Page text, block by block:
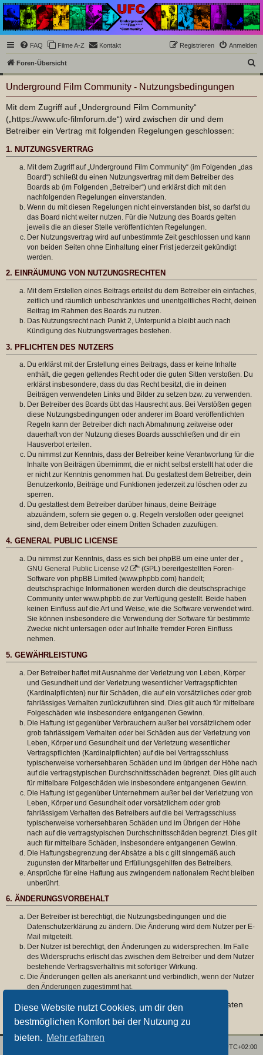
Diese Website nutzt Cookies, um dir den
bestmöglichen Komfort bei der Nutzung zu
bieten. Mehr erfahren
Underground Film
Community
Die Underground Film Community ist ein deutschsprachiges Filmforum und ein Paradies
für Cineasten und Filmsüchtige jenseits des Mainstreams.
FAQ Filme A-Z Kontakt Anmelden
Registrieren
Foren-Übersicht
u
Underground Film Community - Nutzungsbedingungen
Mit dem Zugriff auf „Underground Film Community“
(„https://www.ufc-filmforum.de“) wird zwischen dir und dem
Betreiber ein Vertrag mit folgenden Regelungen geschlossen:
1. NUTZUNGSVERTRAG
Mit dem Zugriff auf „Underground Film Community“ (im Folgenden „das
Board“) schließt du einen Nutzungsvertrag mit dem Betreiber des
Boards ab (im Folgenden „Betreiber“) und erklärst dich mit den
nachfolgenden Regelungen einverstanden.
Wenn du mit diesen Regelungen nicht einverstanden bist, so darfst du
das Board nicht weiter nutzen. Für die Nutzung des Boards gelten
jeweils die an dieser Stelle veröffentlichten Regelungen.
Der Nutzungsvertrag wird auf unbestimmte Zeit geschlossen und kann
von beiden Seiten ohne Einhaltung einer Frist jederzeit gekündigt
werden.
2. EINRÄUMUNG VON NUTZUNGSRECHTEN
Mit dem Erstellen eines Beitrags erteilst du dem Betreiber ein einfaches,
zeitlich und räumlich unbeschränktes und unentgeltliches Recht, deinen
Beitrag im Rahmen des Boards zu nutzen.
Das Nutzungsrecht nach Punkt 2, Unterpunkt a bleibt auch nach
Kündigung des Nutzungsvertrages bestehen.
3. PFLICHTEN DES NUTZERS
Du erklärst mit der Erstellung eines Beitrags, dass er keine Inhalte
enthält, die gegen geltendes Recht oder die guten Sitten verstoßen. Du
erklärst insbesondere, dass du das Recht besitzt, die in deinen
Beiträgen verwendeten Links und Bilder zu setzen bzw. zu verwenden.
Der Betreiber des Boards übt das Hausrecht aus. Bei Verstößen gegen
diese Nutzungsbedingungen oder anderer im Board veröffentlichten
Regeln kann der Betreiber dich nach Abmahnung zeitweise oder
dauerhaft von der Nutzung dieses Boards ausschließen und dir ein
Hausverbot erteilen.
Du nimmst zur Kenntnis, dass der Betreiber keine Verantwortung für die
Inhalte von Beiträgen übernimmt, die er nicht selbst erstellt hat oder die
er nicht zur Kenntnis genommen hat. Du gestattest dem Betreiber, dein
Benutzerkonto, Beiträge und Funktionen jederzeit zu löschen oder zu
sperren.
Du gestattest dem Betreiber darüber hinaus, deine Beiträge
abzuändern, sofern sie gegen o. g. Regeln verstoßen oder geeignet
sind, dem Betreiber oder einem Dritten Schaden zuzufügen.
4. GENERAL PUBLIC LICENSE
Du nimmst zur Kenntnis, dass es sich bei phpBB um eine unter der „
GNU General Public License v2
“ (GPL) bereitgestellten Foren-
Software von phpBB Limited (www.phpbb.com) handelt;
deutschsprachige Informationen werden durch die deutschsprachige
Community unter www.phpbb.de zur Verfügung gestellt. Beide haben
keinen Einfluss auf die Art und Weise, wie die Software verwendet wird.
Sie können insbesondere die Verwendung der Software für bestimmte
Zwecke nicht untersagen oder auf Inhalte fremder Foren Einfluss
nehmen.
5. GEWÄHRLEISTUNG
Der Betreiber haftet mit Ausnahme der Verletzung von Leben, Körper
und Gesundheit und der Verletzung wesentlicher Vertragspflichten
(Kardinalpflichten) nur für Schäden, die auf ein vorsätzliches oder grob
fahrlässiges Verhalten zurückzuführen sind. Dies gilt auch für mittelbare
Folgeschäden wie insbesondere entgangenen Gewinn.
Die Haftung ist gegenüber Verbrauchern außer bei vorsätzlichem oder
grob fahrlässigem Verhalten oder bei Schäden aus der Verletzung von
Leben, Körper und Gesundheit und der Verletzung wesentlicher
Vertragspflichten (Kardinalpflichten) auf die bei Vertragsschluss
typischerweise vorhersehbaren Schäden und im übrigen der Höhe nach
auf die vertragstypischen Durchschnittsschäden begrenzt. Dies gilt auch
für mittelbare Folgeschäden wie insbesondere entgangenen Gewinn.
Die Haftung ist gegenüber Unternehmern außer bei der Verletzung von
Leben, Körper und Gesundheit oder vorsätzlichem oder grob
fahrlässigem Verhalten des Betreibers auf die bei Vertragsschluss
typischerweise vorhersehbaren Schäden und im Übrigen der Höhe
nach auf die vertragstypischen Durchschnittsschäden begrenzt. Dies gilt
auch für mittelbare Schäden, insbesondere entgangenen Gewinn.
Die Haftungsbegrenzung der Absätze a bis c gilt sinngemäß auch
zugunsten der Mitarbeiter und Erfüllungsgehilfen des Betreibers.
Ansprüche für eine Haftung aus zwingendem nationalem Recht bleiben
unberührt.
6. ÄNDERUNGSVORBEHALT
Der Betreiber ist berechtigt, die Nutzungsbedingungen und die
Datenschutzerklärung zu ändern. Die Änderung wird dem Nutzer per E-
Mail mitgeteilt.
Der Nutzer ist berechtigt, den Änderungen zu widersprechen. Im Falle
des Widerspruchs erlischt das zwischen dem Betreiber und dem Nutzer
bestehende Vertragsverhältnis mit sofortiger Wirkung.
Die Änderungen gelten als anerkannt und verbindlich, wenn der Nutzer
den Änderungen zugestimmt hat.
Informationen über den Umgang mit deinen persönlichen Daten
sind in der Datenschutzerklärung enthalten.
UTC+02:00